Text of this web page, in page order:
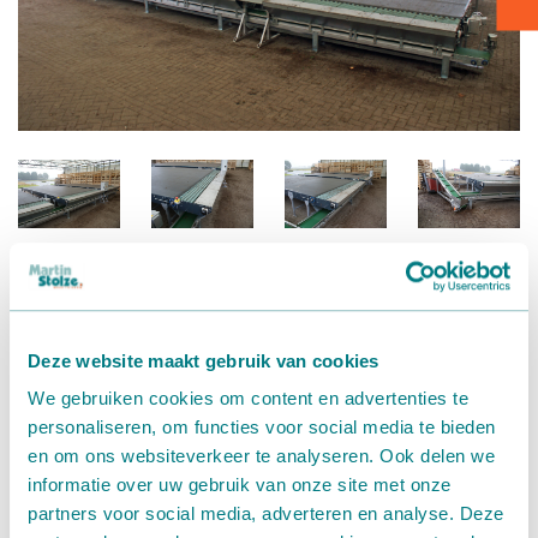
Deze website maakt gebruik van cookies
We gebruiken cookies om content en advertenties te
personaliseren, om functies voor social media te bieden
en om ons websiteverkeer te analyseren. Ook delen we
informatie over uw gebruik van onze site met onze
partners voor social media, adverteren en analyse. Deze
Voor het efficiënt samenstellen van orders is bij deze klant
met brede buffertafels geïnstalleerd.
Verpakken - Inpakken - Sorteren
Accessoires